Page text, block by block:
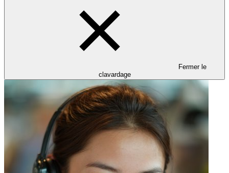
Fermer le
clavardage